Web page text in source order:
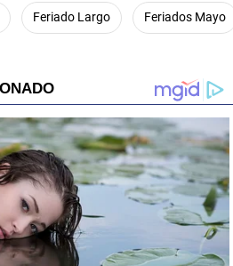
Feriado Largo Feriados Mayo